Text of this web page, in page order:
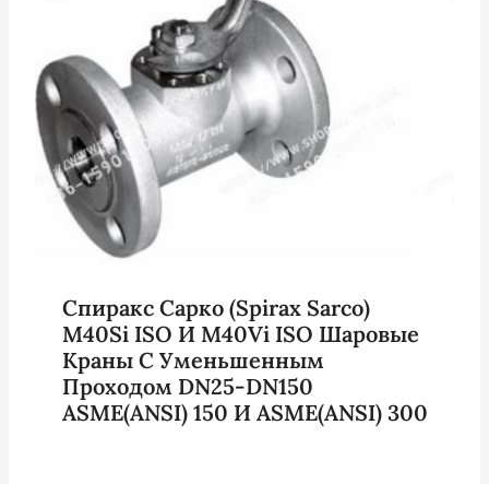
Спиракс Сарко (Spirax Sarco)
M40Si ISO И M40Vi ISO Шаровые
Краны С Уменьшенным
Проходом DN25-DN150
ASME(ANSI) 150 И ASME(ANSI) 300